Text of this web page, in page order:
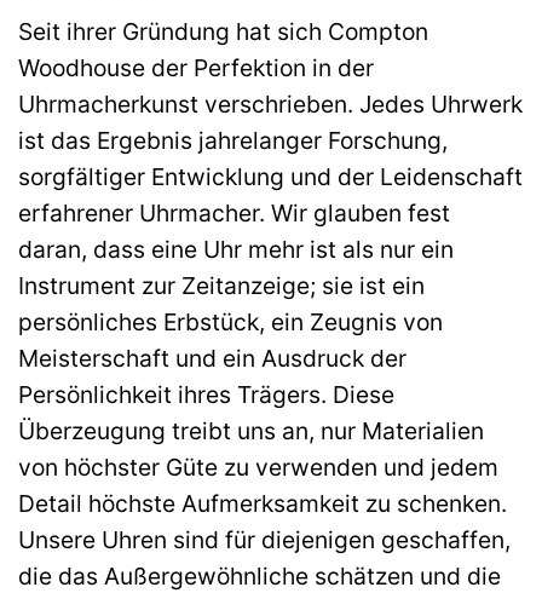
Seit ihrer Gründung hat sich Compton
Woodhouse der Perfektion in der
Uhrmacherkunst verschrieben. Jedes Uhrwerk
ist das Ergebnis jahrelanger Forschung,
sorgfältiger Entwicklung und der Leidenschaft
erfahrener Uhrmacher. Wir glauben fest
daran, dass eine Uhr mehr ist als nur ein
Instrument zur Zeitanzeige; sie ist ein
persönliches Erbstück, ein Zeugnis von
Meisterschaft und ein Ausdruck der
Persönlichkeit ihres Trägers. Diese
Überzeugung treibt uns an, nur Materialien
von höchster Güte zu verwenden und jedem
Detail höchste Aufmerksamkeit zu schenken.
Unsere Uhren sind für diejenigen geschaffen,
die das Außergewöhnliche schätzen und die